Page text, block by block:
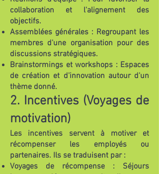
collaboration et l'alignement des
objectifs.
Assemblées générales : Regroupant les
membres d'une organisation pour des
discussions stratégiques.
Brainstormings et workshops : Espaces
de création et d'innovation autour d'un
thème donné.
2. Incentives (Voyages de
motivation)
Les incentives servent à motiver et
récompenser les employés ou
partenaires. Ils se traduisent par :
Voyages de récompense : Séjours